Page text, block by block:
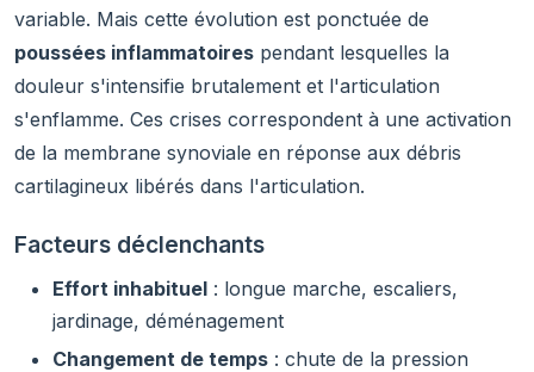
variable. Mais cette évolution est ponctuée de
poussées inflammatoires pendant lesquelles la
douleur s'intensifie brutalement et l'articulation
s'enflamme. Ces crises correspondent à une activation
de la membrane synoviale en réponse aux débris
cartilagineux libérés dans l'articulation.
Facteurs déclenchants
Effort inhabituel : longue marche, escaliers,
jardinage, déménagement
Changement de temps : chute de la pression